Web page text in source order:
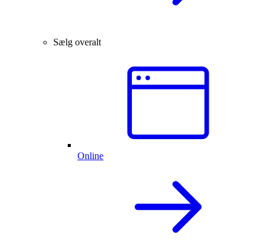
Sælg overalt
Online